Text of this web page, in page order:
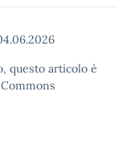
questo articolo è